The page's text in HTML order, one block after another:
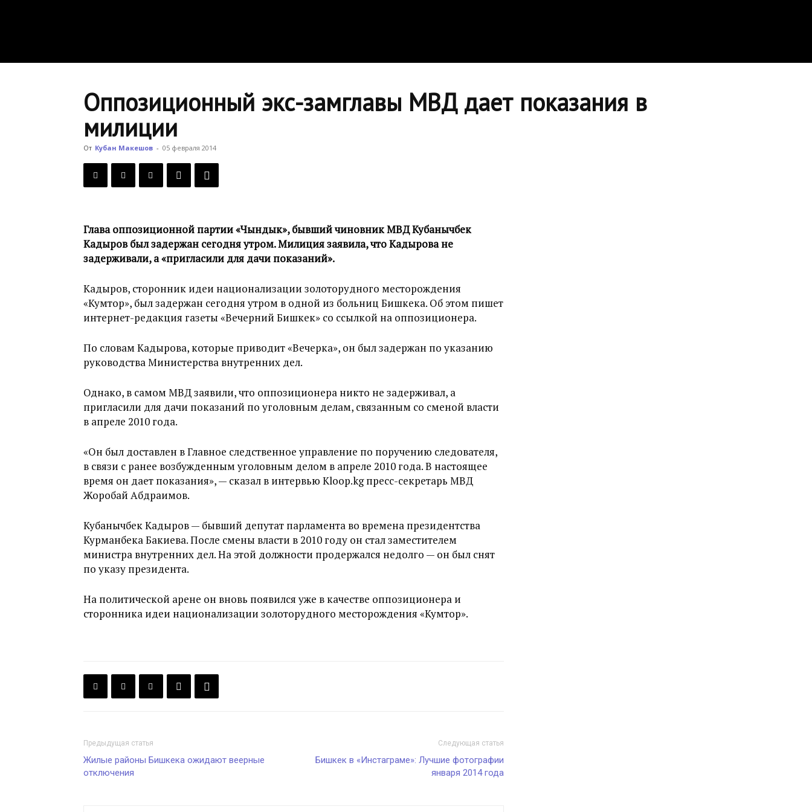
Оппозиционный экс-замглавы МВД дает показания в
милиции
От Кубан Макешов - 05 февраля 2014
Глава оппозиционной партии «Чындык», бывший чиновник МВД Кубанычбек
Кадыров был задержан сегодня утром. Милиция заявила, что Кадырова не
задерживали, а «пригласили для дачи показаний».
Кадыров, сторонник идеи национализации золоторудного месторождения
«Кумтор», был задержан сегодня утром в одной из больниц Бишкека. Об этом пишет
интернет-редакция газеты «Вечерний Бишкек» со ссылкой на оппозиционера.
По словам Кадырова, которые приводит «Вечерка», он был задержан по указанию
руководства Министерства внутренних дел.
Однако, в самом МВД заявили, что оппозиционера никто не задерживал, а
пригласили для дачи показаний по уголовным делам, связанным со сменой власти
в апреле 2010 года.
«Он был доставлен в Главное следственное управление по поручению следователя,
в связи с ранее возбужденным уголовным делом в апреле 2010 года. В настоящее
время он дает показания», — сказал в интервью Kloop.kg пресс-секретарь МВД
Жоробай Абдраимов.
Кубанычбек Кадыров — бывший депутат парламента во времена президентства
Курманбека Бакиева. После смены власти в 2010 году он стал заместителем
министра внутренних дел. На этой должности продержался недолго — он был снят
по указу президента.
На политической арене он вновь появился уже в качестве оппозиционера и
сторонника идеи национализации золоторудного месторождения «Кумтор».
Предыдущая статья
Жилые районы Бишкека ожидают веерные
отключения
Следующая статья
Бишкек в «Инстаграме»: Лучшие фотографии
января 2014 года